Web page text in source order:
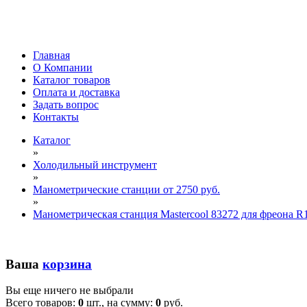
Главная
О Компании
Каталог товаров
Оплата и доставка
Задать вопрос
Контакты
Каталог
»
Холодильный инструмент
»
Манометрические станции от 2750 руб.
»
Манометрическая станция Mastercool 83272 для фреона
Ваша корзина
Вы еще ничего не выбрали
Всего товаров: 0 шт., на сумму: 0 руб.